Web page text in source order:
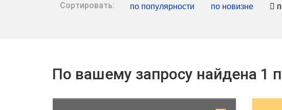
Сортировать: по популярности по новизне
По вашему запросу найдена 1